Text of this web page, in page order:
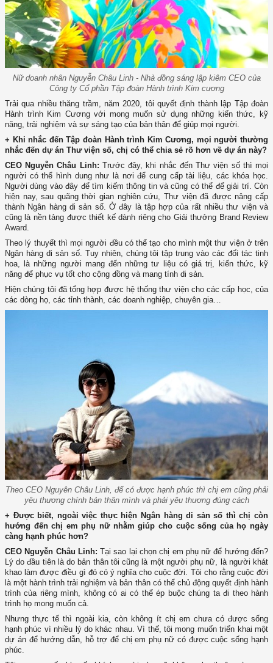
Nữ doanh nhân Nguyễn Châu Linh - Nhà đồng sáng lập kiêm CEO của
Công ty Cổ phần Tập đoàn Hành trình Kim cương
Trải qua nhiều thăng trầm, năm 2020, tôi quyết định thành lập Tập đoàn
Hành trình Kim Cương với mong muốn sử dụng những kiến thức, kỹ
năng, trải nghiệm và sự sáng tạo của bản thân để giúp mọi người.
+ Khi nhắc đến Tập đoàn Hành trình Kim Cương, mọi người thường
nhắc đến dự án Thư viện số, chị có thể chia sẻ rõ hơn về dự án này?
CEO Nguyễn Châu Linh: Trước đây, khi nhắc đến Thư viện số thì mọi
người có thể hình dung như là nơi để cung cấp tài liệu, các khóa học.
Người dùng vào đây để tìm kiếm thông tin và cũng có thể để giải trí. Còn
hiện nay, sau quãng thời gian nghiên cứu, Thư viện đã được nâng cấp
thành Ngân hàng di sản số. Ở đây là tập hợp của rất nhiều thư viện và
cũng là nền tảng được thiết kế dành riêng cho Giải thưởng Brand Review
Award.
Theo lý thuyết thì mọi người đều có thể tạo cho mình một thư viện ở trên
Ngân hàng di sản số. Tuy nhiên, chúng tôi tập trung vào các đối tác tinh
hoa, là những người mang đến những tư liệu có giá trị, kiến thức, kỹ
năng để phục vụ tốt cho cộng đồng và mang tính di sản.
Hiện chúng tôi đã tổng hợp được hệ thống thư viện cho các cấp học, của
các dòng họ, các tỉnh thành, các doanh nghiệp, chuyên gia…
Theo CEO Nguyên Châu Linh, để có được hạnh phúc thì chị em cũng phải
yêu thương chính bản thân mình và phải yêu thương đúng cách
+ Được biết, ngoài việc thực hiện Ngân hàng di sản số thì chị còn
hướng đến chị em phụ nữ nhằm giúp cho cuộc sống của họ ngày
càng hạnh phúc hơn?
CEO Nguyễn Châu Linh:Tại sao lại chọn chị em phụ nữ để hướng đến?
Lý do đầu tiên là do bản thân tôi cũng là một người phụ nữ, là người khát
khao làm được điều gì đó có ý nghĩa cho cuộc đời. Tôi cho rằng cuộc đời
là một hành trình trải nghiệm và bản thân có thể chủ động quyết định hành
trình của riêng mình, không có ai có thể ép buộc chúng ta đi theo hành
trình họ mong muốn cả.
Nhưng thực tế thì ngoài kia, còn không ít chị em chưa có được sống
hạnh phúc vì nhiều lý do khác nhau. Vì thế, tôi mong muốn triển khai một
dự án để hướng dẫn, hỗ trợ để chị em phụ nữ có được cuộc sống hạnh
phúc.